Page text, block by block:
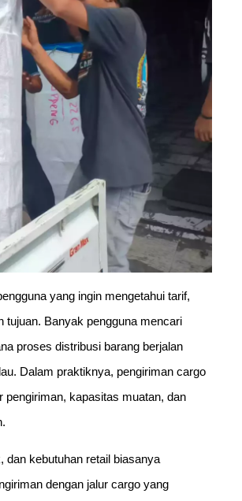
yang ingin mengetahui tarif,
tujuan. Banyak pengguna mencari
proses distribusi barang berjalan
Dalam praktiknya, pengiriman cargo
pengiriman, kapasitas muatan, dan
dan kebutuhan retail biasanya
dengan jalur cargo yang